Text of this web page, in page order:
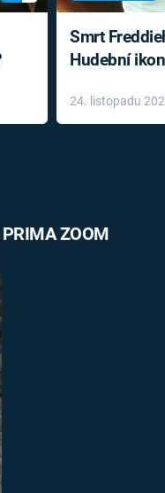
Smrt
Hudební
léky
24. listopadu
ZOOM